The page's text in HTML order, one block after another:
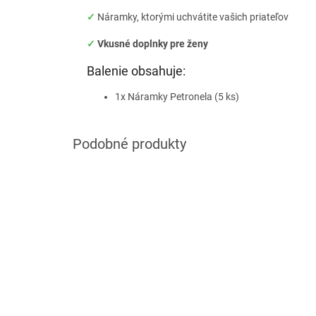
✓ Náramky, ktorými uchvátite vašich priateľov
✓ Vkusné doplnky pre ženy
Balenie obsahuje:
1x Náramky Petronela (5 ks)